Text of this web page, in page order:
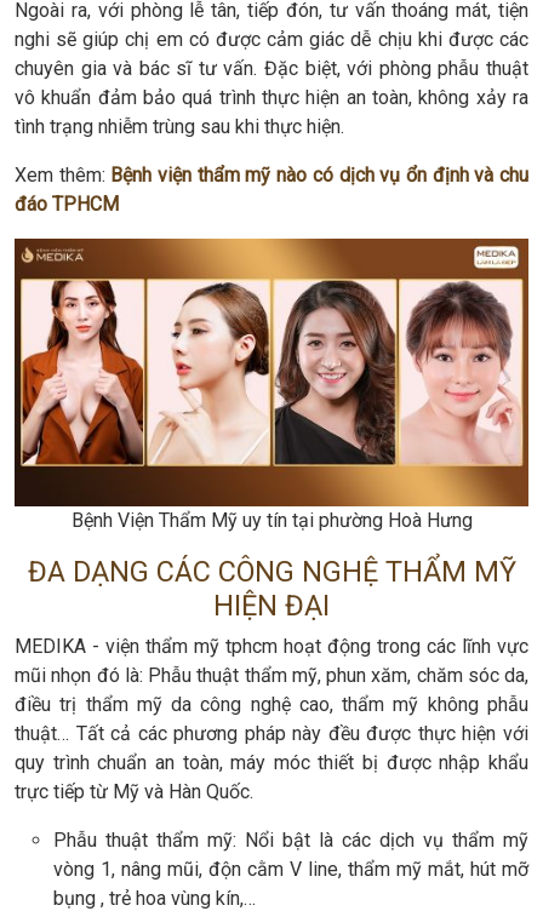
Ngoài ra, với phòng lễ tân, tiếp đón, tư vấn thoáng mát, tiện
nghi sẽ giúp chị em có được cảm giác dễ chịu khi được các
chuyên gia và bác sĩ tư vấn. Đặc biệt, với phòng phẫu thuật
vô khuẩn đảm bảo quá trình thực hiện an toàn, không xảy ra
tình trạng nhiễm trùng sau khi thực hiện.
Xem thêm: Bệnh viện thẩm mỹ nào có dịch vụ ổn định và chu
đáo TPHCM
Bệnh Viện Thẩm Mỹ uy tín tại phường Hoà Hưng
ĐA DẠNG CÁC CÔNG NGHỆ THẨM MỸ
HIỆN ĐẠI
MEDIKA - viện thẩm mỹ tphcm hoạt động trong các lĩnh vực
mũi nhọn đó là: Phẫu thuật thẩm mỹ, phun xăm, chăm sóc da,
điều trị thẩm mỹ da công nghệ cao, thẩm mỹ không phẫu
thuật… Tất cả các phương pháp này đều được thực hiện với
quy trình chuẩn an toàn, máy móc thiết bị được nhập khẩu
trực tiếp từ Mỹ và Hàn Quốc.
Phẫu thuật thẩm mỹ: Nổi bật là các dịch vụ thẩm mỹ
vòng 1, nâng mũi, độn cằm V line, thẩm mỹ mắt, hút mỡ
bụng , trẻ hoa vùng kín,…